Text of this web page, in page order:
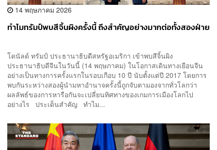
14 พฤษภาคม 2026
ทำไมทรัมป์พบสีจิ้นผิงครั้งนี้ ถึงสำคัญอย่างมากต่อทั้งสองฝ่าย
โดนัลด์ ทรัมป์ ประธานาธิบดีสหรัฐอเมริกา เข้าพบสีจิ้นผิง
ประธานาธิบดีจีนในวันนี้ (14 พฤษภาคม) ในโอกาสเดินทางเยือนจีน
อย่างเป็นทางการครั้งแรกในรอบเกือบ 10 ปี นับตั้งแต่ปี 2017 โดยการ
พบกันระหว่างสองผู้นำมหาอำนาจครั้งนี้ถูกจับตามองจากทั่วโลกว่า
ผลลัพธ์ของการหารือกันจะเปลี่ยนทิศทางของเกมการเมืองโลกไป
อย่างไร ประเด็นสำคัญ ทำไม...